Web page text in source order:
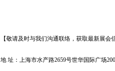
【敬请及时与我们沟通联络，获取最新展会
地 址：上海市水产路2659号世华国际广场